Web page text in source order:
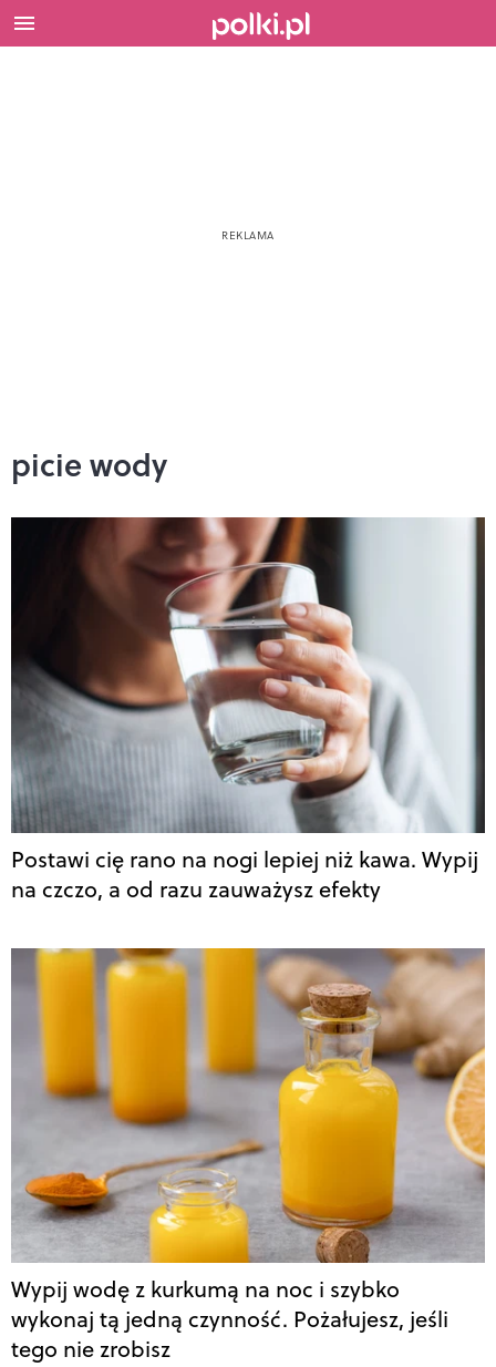
picie wody
Postawi cię rano na nogi lepiej niż kawa. Wypij
na czczo, a od razu zauważysz efekty
Wypij wodę z kurkumą na noc i szybko
wykonaj tą jedną czynność. Pożałujesz, jeśli
tego nie zrobisz